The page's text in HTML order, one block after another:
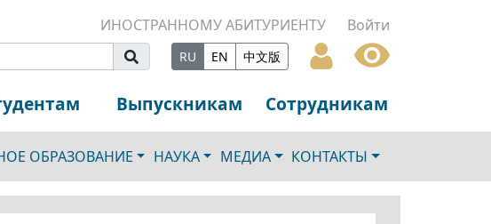
ИНОСТРАННОМУ АБИТУРИЕНТУ Войти
RU EN 中文版
Выпускникам Сотрудникам
ОБРАЗОВАНИЕ НАУКА МЕДИА КОНТАКТЫ